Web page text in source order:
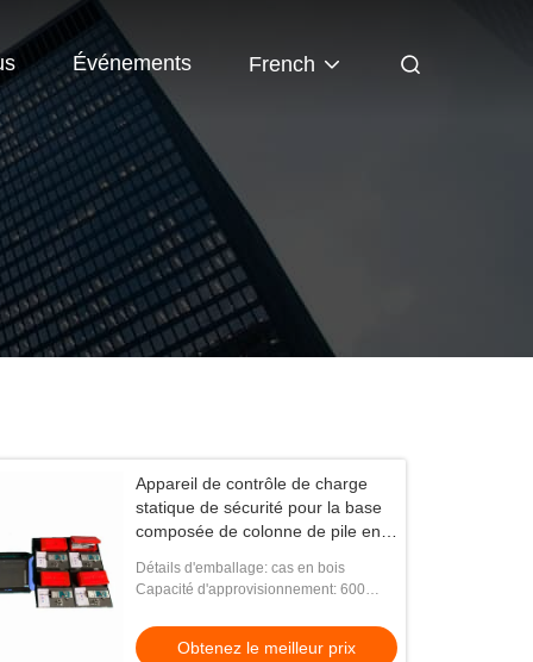
Événements French
Appareil de contrôle de charge
statique de sécurité pour la base
composée de colonne de pile en
Détails d'emballage: cas en bois
Capacité d'approvisionnement: 600
Obtenez le meilleur prix